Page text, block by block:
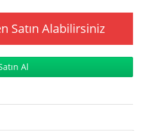
Satın Alabilirsiniz
Al